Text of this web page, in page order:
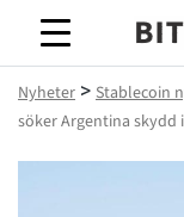
Nyheter > Stablecoin
söker Argentina skydd